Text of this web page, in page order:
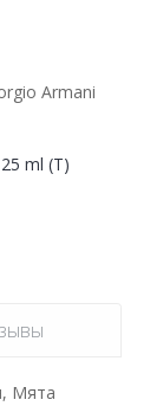
Armani
ml (T)
Мята